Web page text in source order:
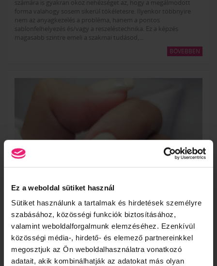
Ez a weboldal sütiket használ
Sütiket használunk a tartalmak és hirdetések személyre
szabásához, közösségi funkciók biztosításához,
valamint weboldalforgalmunk elemzéséhez. Ezenkívül
közösségi média-, hirdető- és elemező partnereinkkel
megosztjuk az Ön weboldalhasználatra vonatkozó
adatait, akik kombinálhatják az adatokat más olyan
számára is gyakran okoz nehézséget az, hogy a megálmodott
forma valahogy sosem sikerül tökéletesre. Ilyenkor többnyire
nem az anyagkezelés a probléma, hanem a pontos
sablonfelhelyezés és/vagy a reszeléstechnika. Ez a képzés
magasabb szintre emeli a szakmai tudásod,...
BŐVEBBEN
MODERN SZALONTECHNIKÁK
Oktató:Izsó Eszter
A képzés célja, hogy magabiztos, gyors és esztétikus szalonszintű
munkát tudj végezni, a leggyakrabban kért manikűr- és
műköröm szolgáltatások teljes folyamatán végigmenve.
BŐVEBBEN